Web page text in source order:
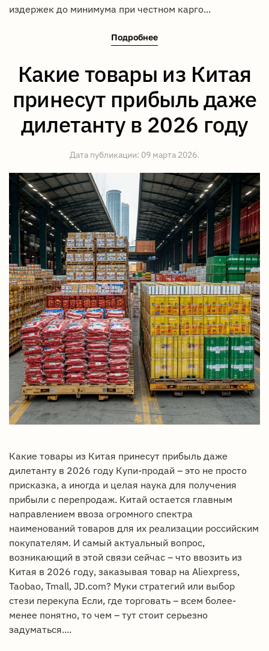
издержек до минимума при честном карго...
Подробнее
Какие товары из Китая
принесут прибыль даже
дилетанту в 2026 году
Дата публикации: 09 марта 2026.
Какие товары из Китая принесут прибыль даже
дилетанту в 2026 году Купи-продай – это не просто
присказка, а иногда и целая наука для получения
прибыли с перепродаж. Китай остается главным
направлением ввоза огромного спектра
наименований товаров для их реализации российским
покупателям. И самый актуальный вопрос,
возникающий в этой связи сейчас – что ввозить из
Китая в 2026 году, заказывая товар на Aliexpress,
Taobao, Tmall, JD.com? Муки стратегий или выбор
стези перекупа Если, где торговать – всем более-
менее понятно, то чем – тут стоит серьезно
задуматься....